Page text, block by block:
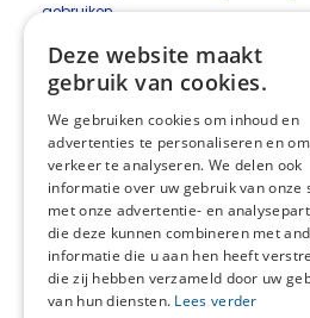
gebruiken.
Conclusie en advies
De toolbox is opgeleverd in juni
met het advies deze tips te
folder, etc) die bedoeld is voor
Klik hier voor de toolbox:
Toolbox-eenvoudig-schrijven-
Deze website maakt
gebruik van cookies.
We gebruiken cookies om inhoud en
advertenties te personaliseren en
verkeer te analyseren. We delen ook
informatie over uw gebruik van onze
met onze advertentie- en
die deze kunnen combineren met
informatie die u aan hen heeft
die zij hebben verzameld door uw
van hun diensten. Lees verder